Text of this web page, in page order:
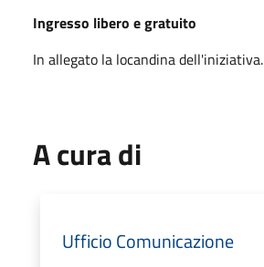
Ingresso libero e gratuito
In allegato la locandina dell'iniziativa.
A cura di
Ufficio Comunicazione